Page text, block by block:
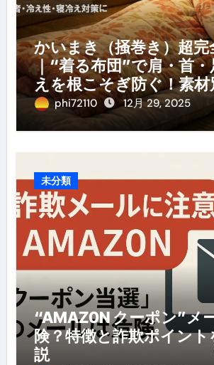
かいまき（掻巻き）超
｜“着る布団”で肩・首・
えを根こそぎ防ぐ！素
め・選び方・洗い方・
phi72110 12月 29, 2025
未分類
“AMAZ0N クーポン”メ
険？特徴と詐欺ポイント
説